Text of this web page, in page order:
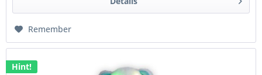
Remember
Hint!